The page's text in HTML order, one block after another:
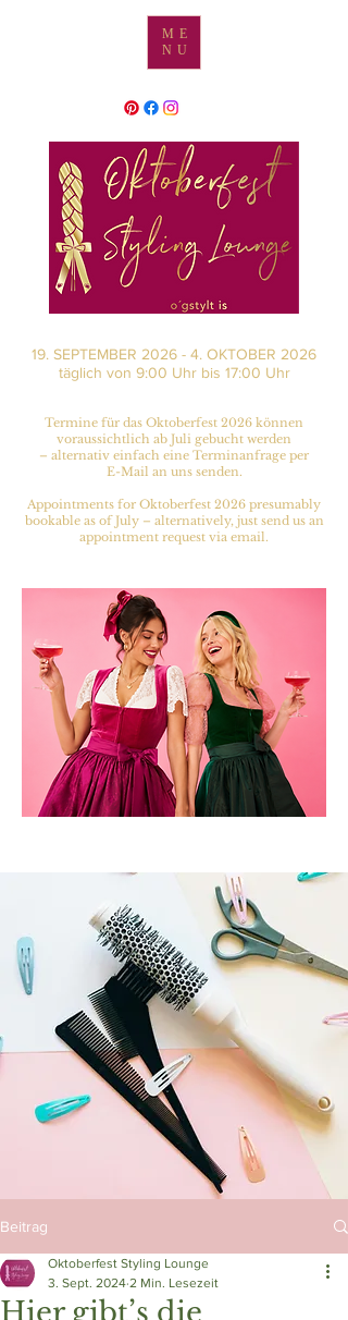
ME
NU
Termine für das Oktoberfest 2026 können
voraussichtlich ab Juli gebucht werden
– alternativ einfach eine Terminanfrage per
E-Mail an uns senden.
Appointments for Oktoberfest 2026 presumably
bookable as of July – alternatively, just send us an
appointment request via email.
19. SEPTEMBER 2026 - 4. OKTOBER 2026
täglich von 9:00 Uhr bis 17:00 Uhr
Beitrag
Hier gibt’s die
Oktoberfest Styling Lounge
3. Sept. 2024 2 Min. Lesezeit